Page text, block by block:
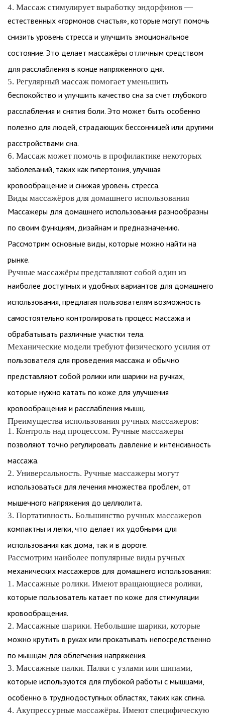
4. Массаж стимулирует выработку эндорфинов —
естественных «гормонов счастья», которые могут помочь
снизить уровень стресса и улучшить эмоциональное
состояние. Это делает массажёры отличным средством
для расслабления в конце напряженного дня.
5. Регулярный массаж помогает уменьшить
беспокойство и улучшить качество сна за счет глубокого
расслабления и снятия боли. Это может быть особенно
полезно для людей, страдающих бессонницей или другими
расстройствами сна.
6. Массаж может помочь в профилактике некоторых
заболеваний, таких как гипертония, улучшая
кровообращение и снижая уровень стресса.
Виды массажёров для домашнего использования
Массажеры для домашнего использования разнообразны
по своим функциям, дизайнам и предназначению.
Рассмотрим основные виды, которые можно найти на
рынке.
Ручные массажёры представляют собой один из
наиболее доступных и удобных вариантов для домашнего
использования, предлагая пользователям возможность
самостоятельно контролировать процесс массажа и
обрабатывать различные участки тела.
Механические модели требуют физического усилия от
пользователя для проведения массажа и обычно
представляют собой ролики или шарики на ручках,
которые нужно катать по коже для улучшения
кровообращения и расслабления мышц.
Преимущества использования ручных массажеров:
1. Контроль над процессом. Ручные массажеры
позволяют точно регулировать давление и интенсивность
массажа.
2. Универсальность. Ручные массажеры могут
использоваться для лечения множества проблем, от
мышечного напряжения до целлюлита.
3. Портативность. Большинство ручных массажеров
компактны и легки, что делает их удобными для
использования как дома, так и в дороге.
Рассмотрим наиболее популярные виды ручных
механических массажеров для домашнего использования:
1. Массажные ролики. Имеют вращающиеся ролики,
которые пользователь катает по коже для стимуляции
кровообращения.
2. Массажные шарики. Небольшие шарики, которые
можно крутить в руках или прокатывать непосредственно
по мышцам для облегчения напряжения.
3. Массажные палки. Палки с узлами или шипами,
которые используются для глубокой работы с мышцами,
особенно в труднодоступных областях, таких как спина.
4. Акупрессурные массажёры. Имеют специфическую